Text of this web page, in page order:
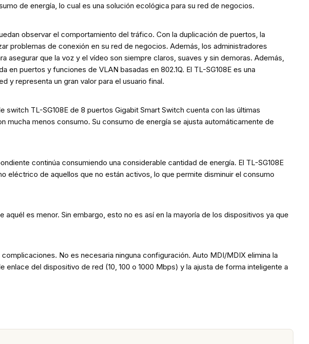
de energía, lo cual es una solución ecológica para su red de negocios.
observar el comportamiento del tráfico. Con la duplicación de puertos, la
problemas de conexión en su red de negocios. Además, los administradores
asegurar que la voz y el vídeo son siempre claros, suaves y sin demoras. Además,
puertos y funciones de VLAN basadas en 802.1Q. El TL-SG108E es una
y representa un gran valor para el usuario final.
TL-SG108E de 8 puertos Gigabit Smart Switch cuenta con las últimas
menos consumo. Su consumo de energía se ajusta automáticamente de
continúa consumiendo una considerable cantidad de energía. El TL-SG108E
de aquellos que no están activos, lo que permite disminuir el consumo
es menor. Sin embargo, esto no es así en la mayoría de los dispositivos ya que
No es necesaria ninguna configuración. Auto MDI/MDIX elimina la
del dispositivo de red (10, 100 o 1000 Mbps) y la ajusta de forma inteligente a